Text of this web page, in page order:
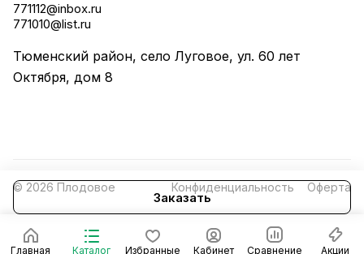
Заказать
Главная Каталог Избранные Кабинет Сравнение Акции
771112@inbox.ru
771010@list.ru
Тюменский район, село Луговое, ул. 60 лет
Октября, дом 8
© 2026 Плодовое Конфиденциальность Оферта